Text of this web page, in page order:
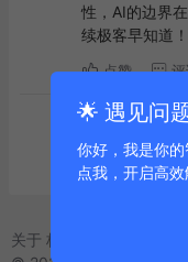
性，AI的边界
续极客早知道
点赞
关于 标签
🌟 遇见问
你好，我是你的
点我，开启高